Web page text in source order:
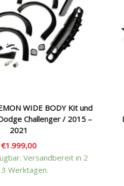
WIDE BODY Kit und
Challenger / 2015 –
2021
€1.999,00
Versandbereit in 2
Werktagen.